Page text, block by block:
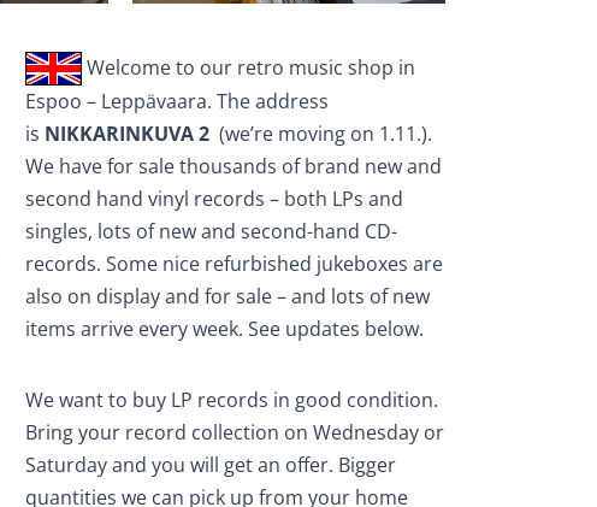
Welcome to our retro music shop in
Espoo – Leppävaara. The address
is NIKKARINKUVA 2 (we’re moving on 1.11.).
We have for sale thousands of brand new and
second hand vinyl records – both LPs and
singles, lots of new and second-hand CD-
records. Some nice refurbished jukeboxes are
also on display and for sale – and lots of new
items arrive every week. See updates below.
We want to buy LP records in good condition.
Bring your record collection on Wednesday or
Saturday and you will get an offer. Bigger
quantities we can pick up from your home